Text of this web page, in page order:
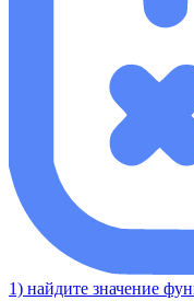
1) найдите значение